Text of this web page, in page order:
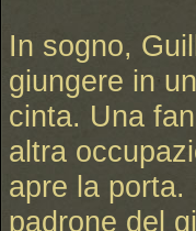
In sogno,
giungere in
cinta. Una
altra
apre la
padrone del